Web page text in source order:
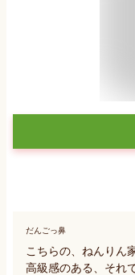
だんごっ鼻
こちらの、ねんりん
高級感のある、それ